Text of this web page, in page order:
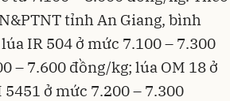
tỉnh An Giang, bình
IR 504 ở mức 7.100 – 7.300
– 7.600 đồng/kg; lúa OM 18 ở
ở mức 7.200 – 7.300